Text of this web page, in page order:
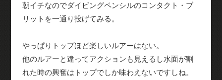
朝イチなのでダイビングペンシルのコンタクト・ブ
リットを一通り投げてみる。
やっぱりトップほど楽しいルアーはない。
他のルアーと違ってアクションも見えるし水面が割
れた時の興奮はトップでしか味わえないですしね。